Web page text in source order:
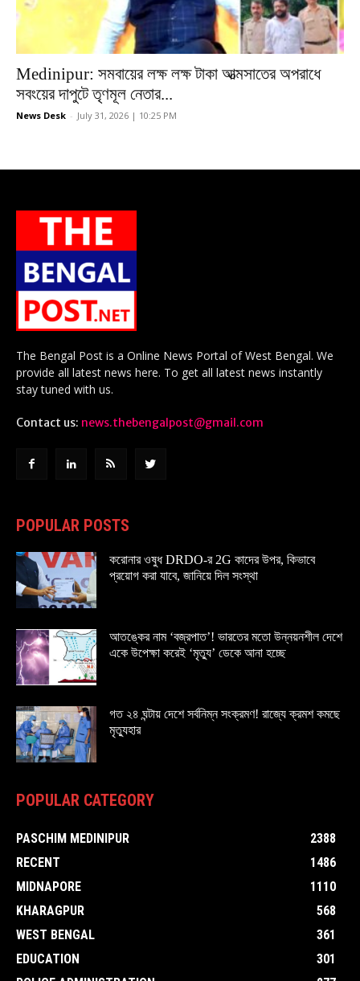
Medinipur: সমবায়ের লক্ষ লক্ষ টাকা আত্মসাতের অপরাধে
সবংয়ের দাপুটে তৃণমূল নেতার...
News Desk - July 31, 2026 | 10:25 PM
The Bengal Post is a Online News Portal of West Bengal. We
provide all latest news here. To get all latest news instantly
stay tuned with us.
Contact us: news.thebengalpost@gmail.com
POPULAR POSTS
করোনার ওষুধ DRDO-র 2G কাদের উপর, কিভাবে
প্রয়োগ করা যাবে, জানিয়ে দিল সংস্থা
আতঙ্কের নাম ‘বজ্রপাত’! ভারতের মতো উন্নয়নশীল দেশে
একে উপেক্ষা করেই ‘মৃত্যু’ ডেকে আনা হচ্ছে
গত ২৪ ঘন্টায় দেশে সর্বনিম্ন সংক্রমণ! রাজ্যে ক্রমশ কমছে
মৃত্যুহার
POPULAR CATEGORY
PASCHIM MEDINIPUR
2388
RECENT
1486
MIDNAPORE
1110
KHARAGPUR
568
WEST BENGAL
361
EDUCATION
301